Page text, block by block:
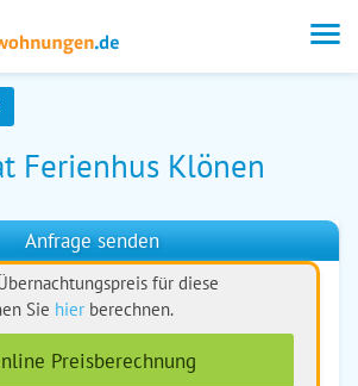
Ferienhus Klönen
Anfrage senden
für diese
Sie hier berechnen.
Preisberechnung